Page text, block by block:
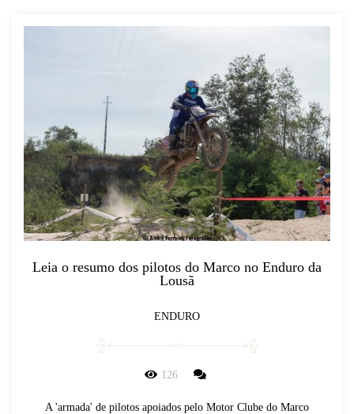
Leia o resumo dos pilotos do Marco no Enduro da
Lousã
ENDURO
126
A 'armada' de pilotos apoiados pelo Motor Clube do Marco